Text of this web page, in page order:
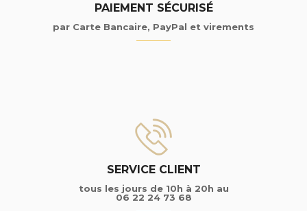
PAIEMENT SÉCURISÉ
par Carte Bancaire, PayPal et virements
SERVICE CLIENT
tous les jours de 10h à 20h au
06 22 24 73 68